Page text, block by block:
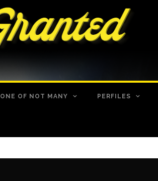
ONE OF NOT MANY PERFILES